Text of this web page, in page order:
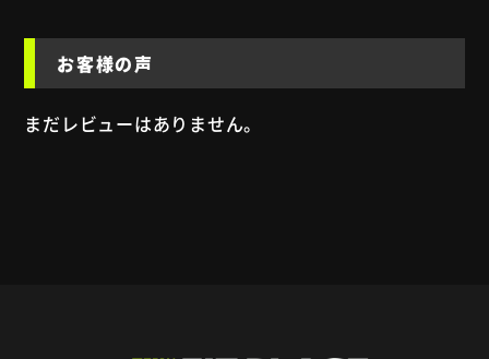
お客様の声
まだレビューはありません。